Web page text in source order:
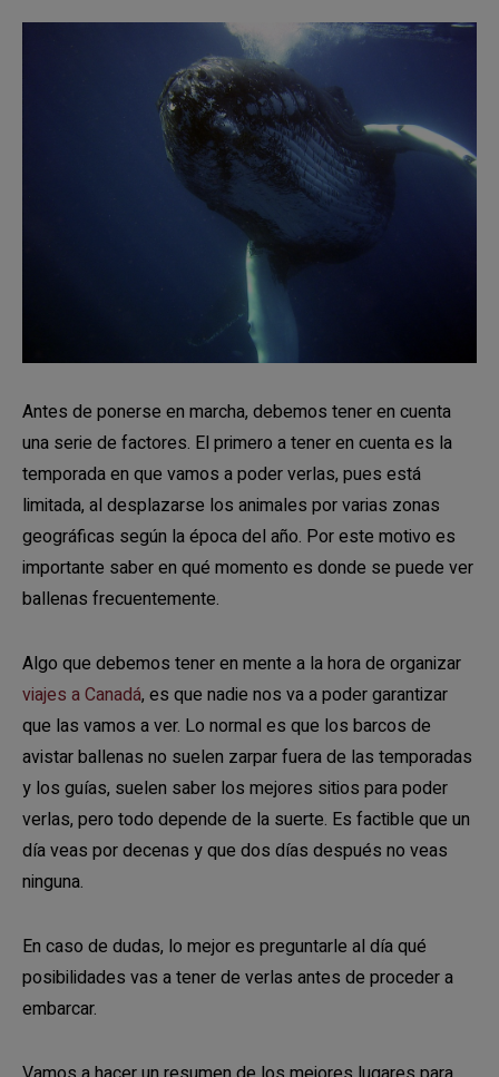
Antes de ponerse en marcha, debemos tener en cuenta
una serie de factores. El primero a tener en cuenta es la
temporada en que vamos a poder verlas, pues está
limitada, al desplazarse los animales por varias zonas
geográficas según la época del año. Por este motivo es
importante saber en qué momento es donde se puede ver
ballenas frecuentemente.
Algo que debemos tener en mente a la hora de organizar
viajes a Canadá, es que nadie nos va a poder garantizar
que las vamos a ver. Lo normal es que los barcos de
avistar ballenas no suelen zarpar fuera de las temporadas
y los guías, suelen saber los mejores sitios para poder
verlas, pero todo depende de la suerte. Es factible que un
día veas por decenas y que dos días después no veas
ninguna.
En caso de dudas, lo mejor es preguntarle al día qué
posibilidades vas a tener de verlas antes de proceder a
embarcar.